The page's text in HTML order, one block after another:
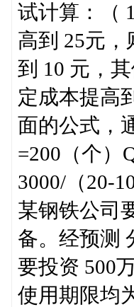
试计算：（
高到 25元
到 10 元，
定成本提高
面的公式，
=200（个）
3000/（20-
某钢铁公司
备。经预测
要投资 500
使用期限均